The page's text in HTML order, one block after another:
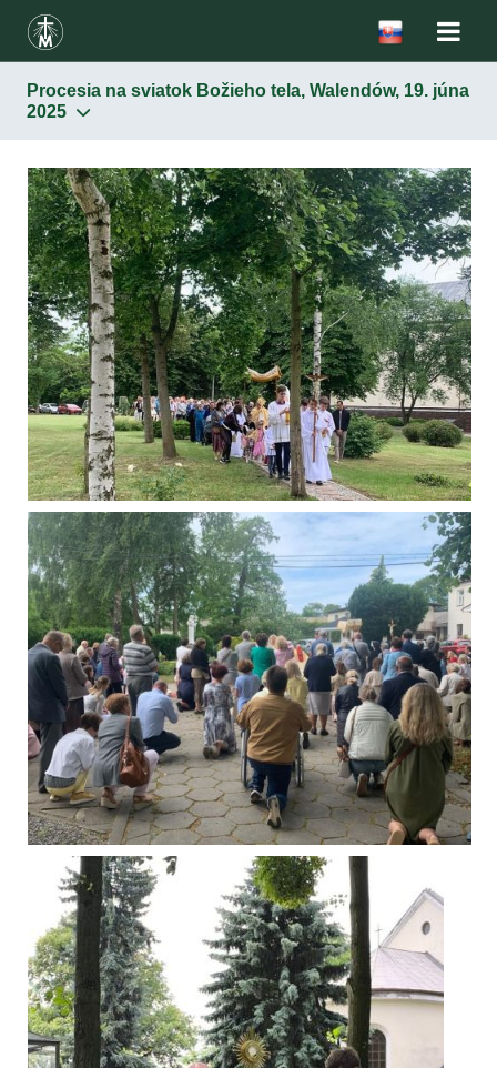
Procesia na sviatok Božieho tela, Walendów, 19. júna
2025